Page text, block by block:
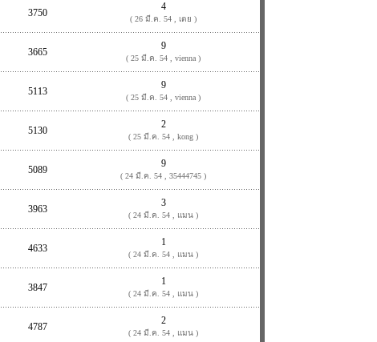
3750
4
( 26 มี.ค. 54 , เตย )
3665
9
( 25 มี.ค. 54 , vienna )
5113
9
( 25 มี.ค. 54 , vienna )
5130
2
( 25 มี.ค. 54 , kong )
5089
9
( 24 มี.ค. 54 , 35444745 )
3963
3
( 24 มี.ค. 54 , แมน )
4633
1
( 24 มี.ค. 54 , แมน )
3847
1
( 24 มี.ค. 54 , แมน )
4787
2
( 24 มี.ค. 54 , แมน )